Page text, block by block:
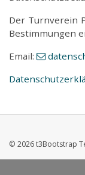
Der Turnverein
Bestimmungen
Email:
© 2026 t3Bootstrap